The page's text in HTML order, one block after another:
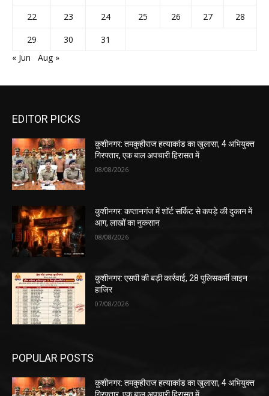
22
23 24 25 26 27
28
29
30
31
« Jun
Aug »
EDITOR PICKS
कुशीनगर: तमकुहीराज हत्याकांड का खुलासा, 4 अभियुक्त
गिरफ्तार, एक बाल अपचारी हिरासत में
08/08/2026
कुशीनगर: कप्तानगंज में शॉर्ट सर्किट से कपड़े की दुकान में
आग, लाखों का नुकसान
08/08/2026
कुशीनगर: एसपी की बड़ी कार्रवाई, 28 पुलिसकर्मी लाइन
हाजिर
07/08/2026
POPULAR POSTS
कुशीनगर: तमकुहीराज हत्याकांड का खुलासा, 4 अभियुक्त